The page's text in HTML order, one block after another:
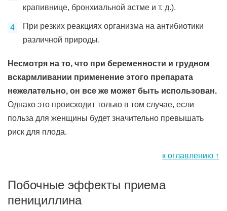
крапивнице, бронхиальной астме и т. д.).
При резких реакциях организма на антибиотики
различной природы.
Несмотря на то, что при беременности и грудном
вскармливании применение этого препарата
нежелательно, он все же может быть использован.
Однако это происходит только в том случае, если
польза для женщины будет значительно превышать
риск для плода.
к оглавлению ↑
Побочные эффекты приема
пенициллина